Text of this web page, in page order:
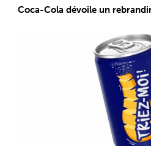
Coca-Cola dévoile un